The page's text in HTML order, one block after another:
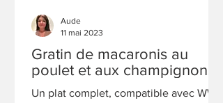
Gratin de macaronis au
poulet et aux champignons
Un plat complet, compatible avec WW
Aude
11 mai 2023